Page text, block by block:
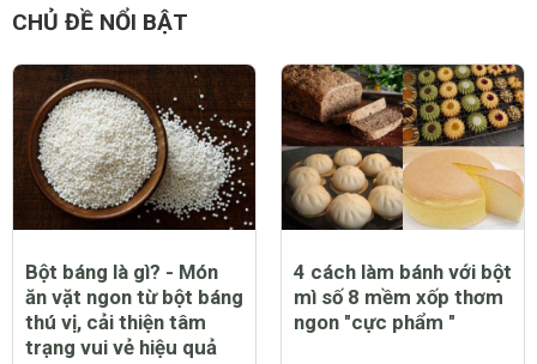
CHỦ ĐỀ NỔI BẬT
Bột báng là gì? - Món
ăn vặt ngon từ bột báng
thú vị, cải thiện tâm
trạng vui vẻ hiệu quả
4 cách làm bánh với bột
mì số 8 mềm xốp thơm
ngon "cực phẩm "